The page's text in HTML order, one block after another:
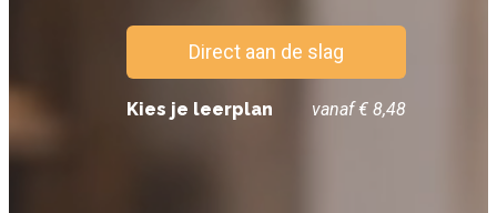
Mijn leerplek
Direct aan de slag
Kies je leerplan vanaf € 8,48